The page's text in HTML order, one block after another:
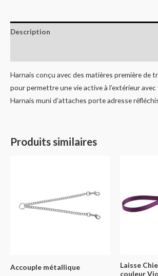
Description
Harnais conçu avec des matières première de
pour permettre une vie active à l’extérieur
Harnais muni d’attaches porte adresse
Produits similaires
Accouple métallique
Laisse
couleur